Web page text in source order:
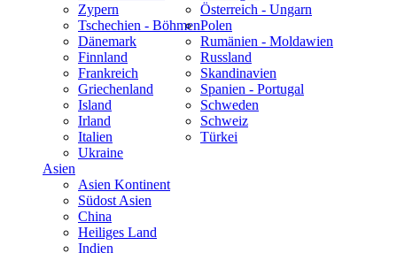
Zypern
Tschechien - Böhmen
Dänemark
Finnland
Frankreich
Griechenland
Island
Irland
Italien
Österreich - Ungarn
Polen
Rumänien - Moldawien
Russland
Skandinavien
Spanien - Portugal
Schweden
Schweiz
Türkei
Ukraine
Asien
Asien Kontinent
Südost Asien
China
Heiliges Land
Indien